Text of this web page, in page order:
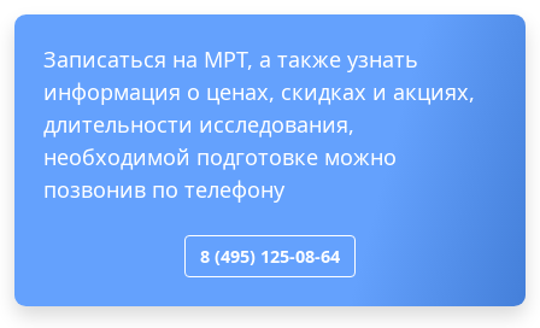
Записаться на МРТ, а также узнать
информация о ценах, скидках и акциях,
длительности исследования,
необходимой подготовке можно
позвонив по телефону
8 (495) 125-08-64